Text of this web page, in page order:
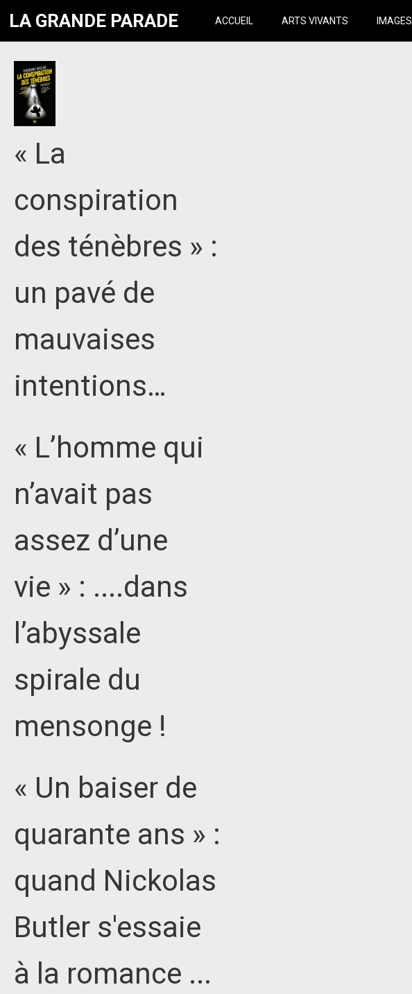
LA GRANDE PARADE ACCUEIL ARTS VIVANTS IMAGES
« La
conspiration
des ténèbres » :
un pavé de
mauvaises
intentions…
« L’homme qui
n’avait pas
assez d’une
vie » : ....dans
l’abyssale
spirale du
mensonge !
« Un baiser de
quarante ans » :
quand Nickolas
Butler s'essaie
à la romance ...